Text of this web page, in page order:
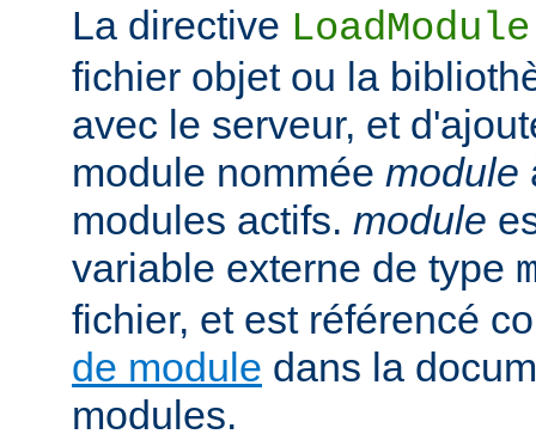
La directive LoadModule
fichier objet ou la
avec le serveur, et
module nommée module
modules actifs. module
variable externe de type
fichier, et est référencé
de module dans la
modules.